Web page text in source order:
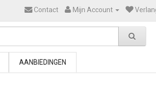
Contact Mijn Account
AANBIEDINGEN